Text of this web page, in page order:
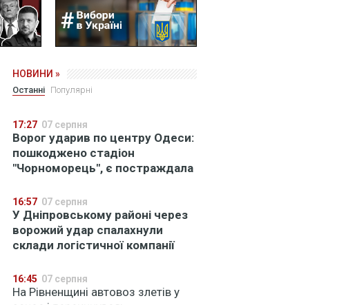
НОВИНИ »
Останні Популярні
17:27 07 серпня
Ворог ударив по центру Одеси:
пошкоджено стадіон
"Чорноморець", є постраждала
16:57 07 серпня
У Дніпровському районі через
ворожий удар спалахнули
склади логістичної компанії
16:45 07 серпня
На Рівненщині автовоз злетів у